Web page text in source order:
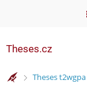
Theses.cz
>
Theses t2wgpa